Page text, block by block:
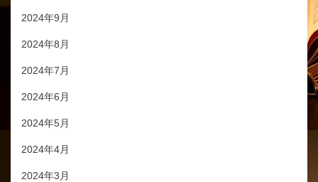
2024年9月
2024年8月
2024年7月
2024年6月
2024年5月
2024年4月
2024年3月